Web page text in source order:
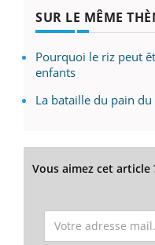
SUR LE MÊME
Pourquoi le riz peut
enfants
La bataille du pain
Vous aimez cet article